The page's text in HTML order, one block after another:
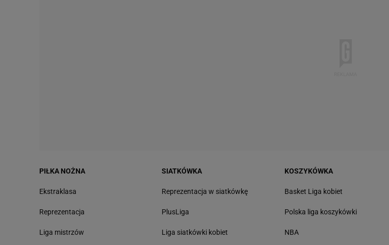
PIŁKA NOŻNA
Ekstraklasa
Reprezentacja
Liga mistrzów
SIATKÓWKA
Reprezentacja w siatkówkę
PlusLiga
Liga siatkówki kobiet
KOSZYKÓWKA
Basket Liga kobiet
Polska liga koszykówki
NBA